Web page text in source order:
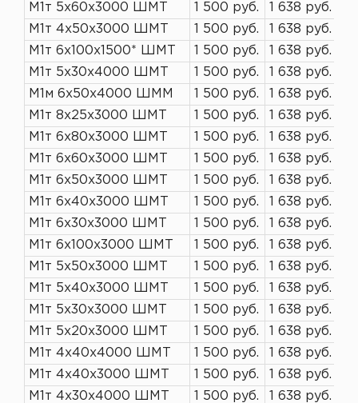
М1т 5х60х3000 ШМТ
1 500 руб.
1 638 руб.
М1т 4х50х3000 ШМТ
1 500 руб.
1 638 руб.
М1т 6х100х1500* ШМТ
1 500 руб.
1 638 руб.
М1т 5х30х4000 ШМТ
1 500 руб.
1 638 руб.
М1м 6х50х4000 ШММ
1 500 руб.
1 638 руб.
М1т 8х25х3000 ШМТ
1 500 руб.
1 638 руб.
М1т 6х80х3000 ШМТ
1 500 руб.
1 638 руб.
М1т 6х60х3000 ШМТ
1 500 руб.
1 638 руб.
М1т 6х50х3000 ШМТ
1 500 руб.
1 638 руб.
М1т 6х40х3000 ШМТ
1 500 руб.
1 638 руб.
М1т 6х30х3000 ШМТ
1 500 руб.
1 638 руб.
М1т 6х100х3000 ШМТ
1 500 руб.
1 638 руб.
М1т 5х50х3000 ШМТ
1 500 руб.
1 638 руб.
М1т 5х40х3000 ШМТ
1 500 руб.
1 638 руб.
М1т 5х30х3000 ШМТ
1 500 руб.
1 638 руб.
М1т 5х20х3000 ШМТ
1 500 руб.
1 638 руб.
М1т 4х40х4000 ШМТ
1 500 руб.
1 638 руб.
М1т 4х40х3000 ШМТ
1 500 руб.
1 638 руб.
М1т 4х30х4000 ШМТ
1 500 руб.
1 638 руб.